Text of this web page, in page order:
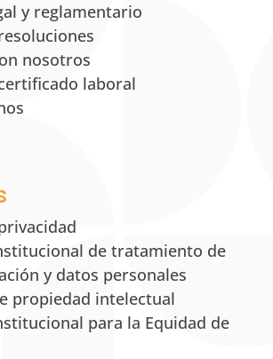
y reglamentario
nosotros
laboral
de tratamiento de
y datos personales
propiedad intelectual
para la Equidad de